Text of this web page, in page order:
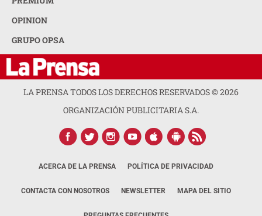
OPINION
GRUPO OPSA
LA PRENSA TODOS LOS DERECHOS RESERVADOS ©2026
ORGANIZACIÓN PUBLICITARIA S.A.
ACERCA DE LA PRENSA POLÍTICA DE PRIVACIDAD
CONTACTA CON NOSOTROS NEWSLETTER MAPA DEL SITIO